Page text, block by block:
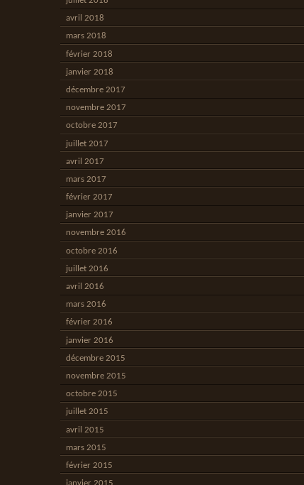
avril 2018
mars 2018
février 2018
janvier 2018
décembre 2017
novembre 2017
octobre 2017
juillet 2017
avril 2017
mars 2017
février 2017
janvier 2017
novembre 2016
octobre 2016
juillet 2016
avril 2016
mars 2016
février 2016
janvier 2016
décembre 2015
novembre 2015
octobre 2015
juillet 2015
avril 2015
mars 2015
février 2015